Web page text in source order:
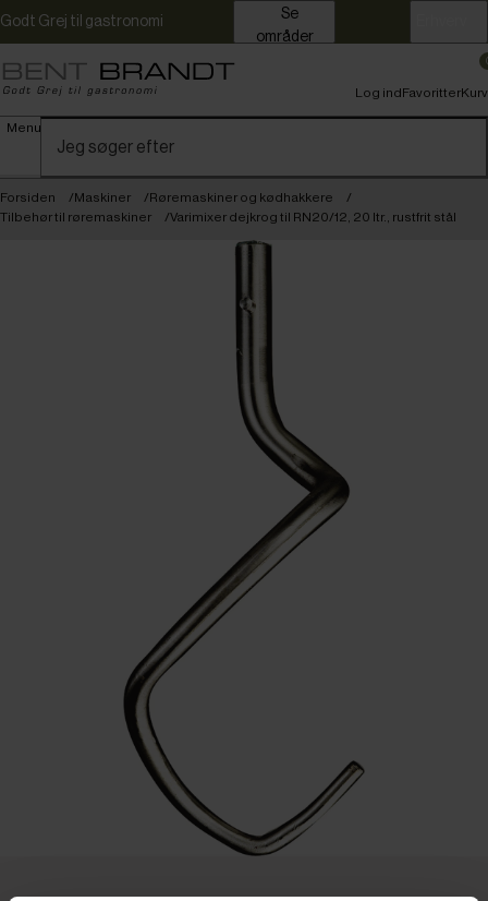
Godt Grej til gastronomi
områder
Menu
Log indFavoritterKurv
Forsiden Maskiner
Røremaskiner og kødhakkere
Tilbehør til røremaskiner
Varimixer dejkrog til RN20/12, 20 ltr., rustfrit stål